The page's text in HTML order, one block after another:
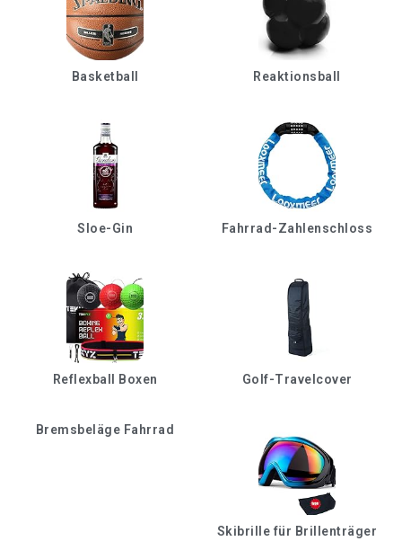
Basketball Reaktionsball
Sloe-Gin Fahrrad-Zahlenschloss
Reflexball Boxen Golf-Travelcover
Bremsbeläge Fahrrad
Skibrille für Brillenträger